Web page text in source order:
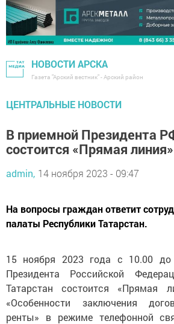
НОВОСТИ АРСКА
Газета "Арский вестник" - Арский район
ЦЕНТРАЛЬНЫЕ НОВОСТИ
В приемной Президента
состоится «Прямая линия»
admin, 14 ноября 2023 - 09:47
На вопросы граждан ответит
палаты Республики Татарстан.
15 ноября 2023 года с 10.00
Президента Российской
Татарстан состоится «Прямая
«Особенности заключения
ренты» в режиме телефонной